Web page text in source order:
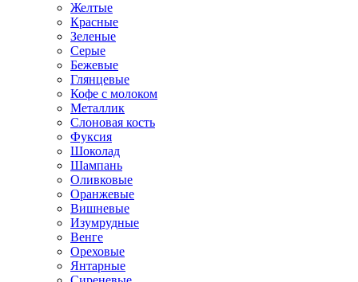
Желтые
Красные
Зеленые
Серые
Бежевые
Глянцевые
Кофе с молоком
Металлик
Слоновая кость
Фуксия
Шоколад
Шампань
Оливковые
Оранжевые
Вишневые
Изумрудные
Венге
Ореховые
Янтарные